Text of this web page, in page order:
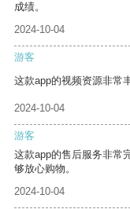
成绩。
2024-10-04
游客
这款app的视频资源非常
2024-10-04
游客
这款app的售后服务非常
够放心购物。
2024-10-04